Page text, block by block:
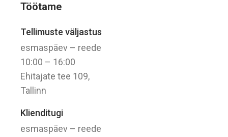
Töötame
Tellimuste väljastus
esmaspäev – reede
10:00 – 16:00
Ehitajate tee 109,
Tallinn
Klienditugi
esmaspäev – reede